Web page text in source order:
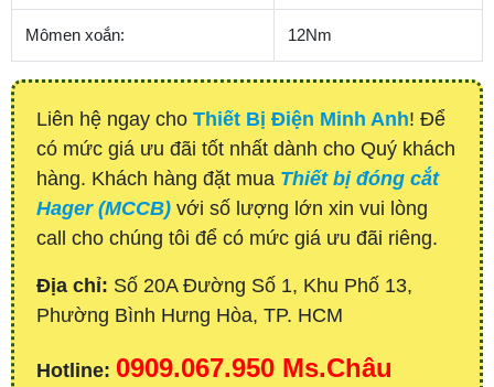
Mômen xoắn: 12Nm
Liên hệ ngay cho Thiết Bị Điện Minh Anh! Để
có mức giá ưu đãi tốt nhất dành cho Quý khách
hàng. Khách hàng đặt mua Thiết bị đóng cắt
Hager (MCCB) với số lượng lớn xin vui lòng
call cho chúng tôi để có mức giá ưu đãi riêng.
Địa chỉ: Số 20A Đường Số 1, Khu Phố 13,
Phường Bình Hưng Hòa, TP. HCM
Hotline: 0909.067.950 Ms.Châu